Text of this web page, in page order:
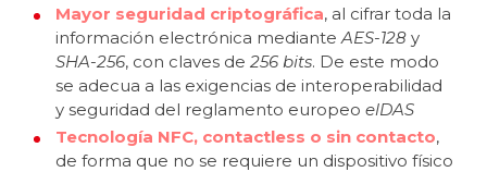
Mayor seguridad criptográfica, al cifrar toda la
información electrónica mediante AES-128 y
SHA-256, con claves de 256 bits. De este modo
se adecua a las exigencias de interoperabilidad
y seguridad del reglamento europeo elDAS
Tecnología NFC, contactless o sin contacto,
de forma que no se requiere un dispositivo físico